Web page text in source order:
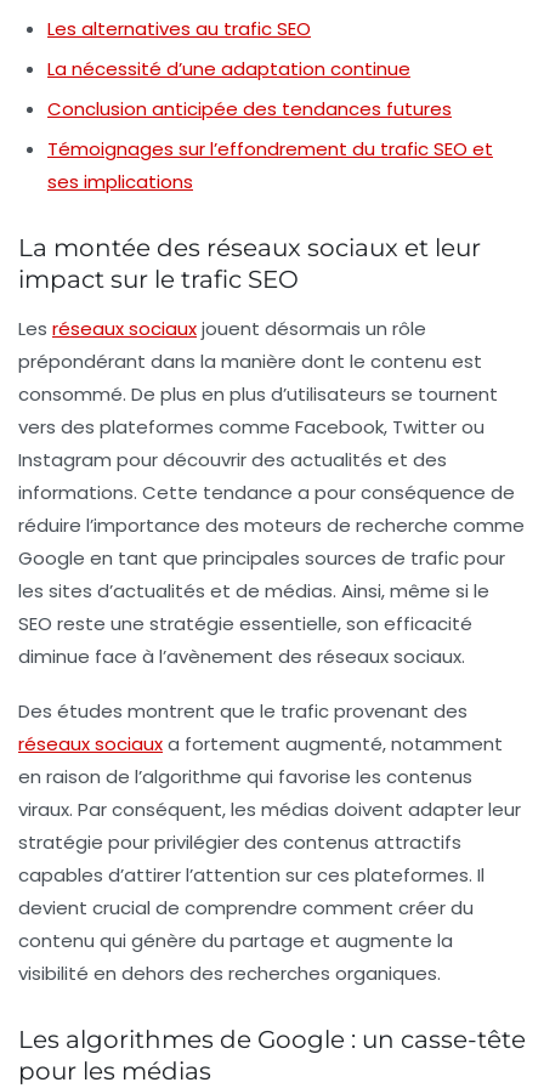
Les alternatives au trafic SEO
La nécessité d’une adaptation continue
Conclusion anticipée des tendances futures
Témoignages sur l’effondrement du trafic SEO et
ses implications
La montée des réseaux sociaux et leur
impact sur le trafic SEO
Les réseaux sociauxjouent désormais un rôle
prépondérant dans la manière dont le contenu est
consommé. De plus en plus d’utilisateurs se tournent
vers des plateformes comme Facebook, Twitter ou
Instagram pour découvrir des actualités et des
informations. Cette tendance a pour conséquence de
réduire l’importance des moteurs de recherche comme
Google en tant que principales sources de trafic pour
les sites d’actualités et de médias. Ainsi, même si le
SEO reste une stratégie essentielle, son efficacité
diminue face à l’avènement des réseaux sociaux.
Des études montrent que le trafic provenant des
réseaux sociauxa fortement augmenté, notamment
en raison de l’algorithme qui favorise les contenus
viraux. Par conséquent, les médias doivent adapter leur
stratégie pour privilégier des contenus attractifs
capables d’attirer l’attention sur ces plateformes. Il
devient crucial de comprendre comment créer du
contenu qui génère du partage et augmente la
visibilité en dehors des recherches organiques.
Les algorithmes de Google : un casse-tête
pour les médias